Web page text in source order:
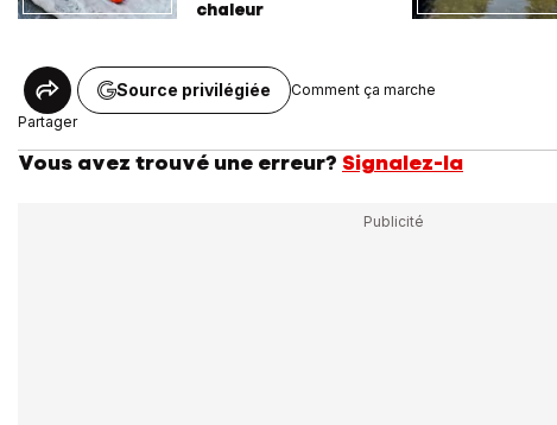
chaleur
Partager
Source privilégiée Comment ça marche
Vous avez trouvé une erreur? Signalez-la